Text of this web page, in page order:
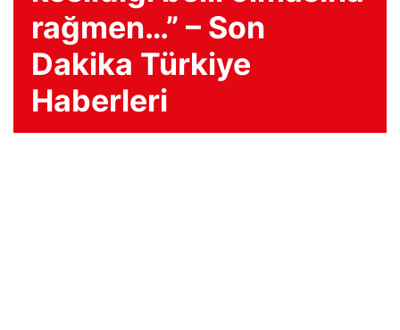
rağmen…” – Son
Dakika Türkiye
Haberleri